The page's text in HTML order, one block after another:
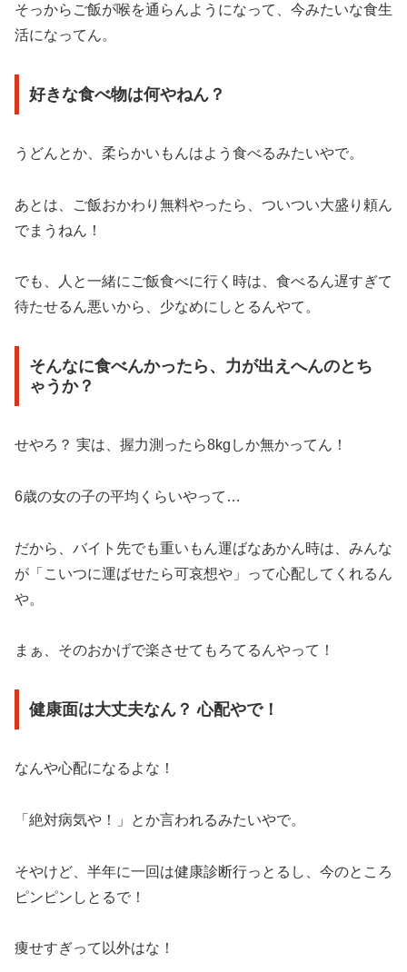
そっからご飯が喉を通らんようになって、今みたいな食生
活になってん。
好きな食べ物は何やねん？
うどんとか、柔らかいもんはよう食べるみたいやで。
あとは、ご飯おかわり無料やったら、ついつい大盛り頼ん
でまうねん！
でも、人と一緒にご飯食べに行く時は、食べるん遅すぎて
待たせるん悪いから、少なめにしとるんやて。
そんなに食べんかったら、力が出えへんのとち
ゃうか？
せやろ？ 実は、握力測ったら8kgしか無かってん！
6歳の女の子の平均くらいやって…
だから、バイト先でも重いもん運ばなあかん時は、みんな
が「こいつに運ばせたら可哀想や」って心配してくれるん
や。
まぁ、そのおかげで楽させてもろてるんやって！
健康面は大丈夫なん？ 心配やで！
なんや心配になるよな！
「絶対病気や！」とか言われるみたいやで。
そやけど、半年に一回は健康診断行っとるし、今のところ
ピンピンしとるで！
痩せすぎって以外はな！